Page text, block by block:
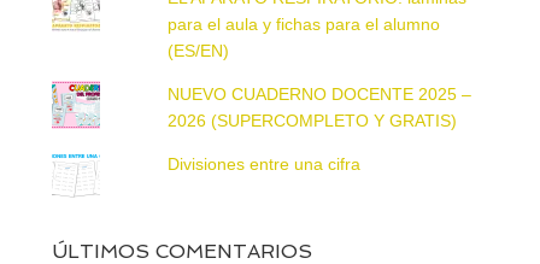
para el aula y fichas para el alumno
(ES/EN)
NUEVO CUADERNO DOCENTE 2025 –
2026 (SUPERCOMPLETO Y GRATIS)
Divisiones entre una cifra
ÚLTIMOS COMENTARIOS